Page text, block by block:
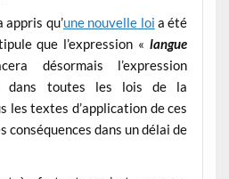
appris qu’une nouvelle loi a été
que l’expression «langue
désormais l’expression
dans toutes les lois de la
les textes d’application de ces
conséquences dans un délai de